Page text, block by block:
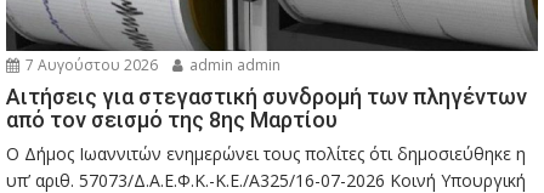
7 Αυγούστου 2026 admin admin
Αιτήσεις για στεγαστική συνδρομή των πληγέντων
από τον σεισμό της 8ης Μαρτίου
Ο Δήμος Ιωαννιτών ενημερώνει τους πολίτες ότι δημοσιεύθηκε η
υπ’ αριθ. 57073/Δ.Α.Ε.Φ.Κ.-Κ.Ε./Α325/16-07-2026 Κοινή Υπουργική